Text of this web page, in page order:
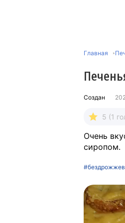
Главная
Создан
5 (1
Очень
сиропом.